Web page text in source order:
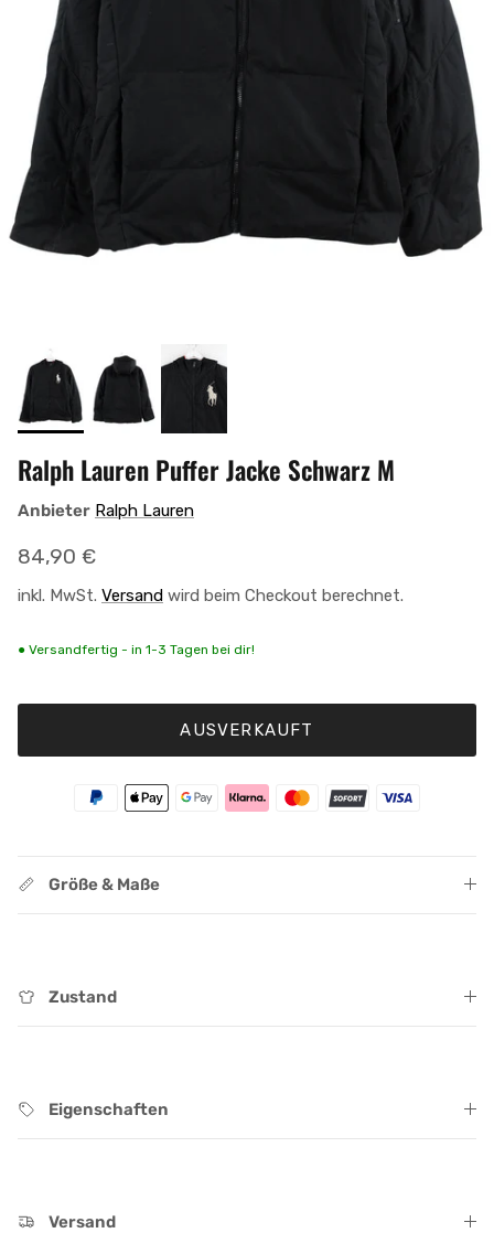
Ralph Lauren Puffer Jacke Schwarz M
Anbieter Ralph Lauren
Normaler Preis
84,90 €
inkl. MwSt. Versand wird beim Checkout berechnet.
● Versandfertig - in 1-3 Tagen bei dir!
AUSVERKAUFT
Größe & Maße
Zustand
Eigenschaften
Versand